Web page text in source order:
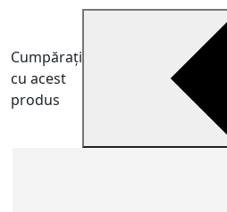
Cumpărați
cu acest
produs